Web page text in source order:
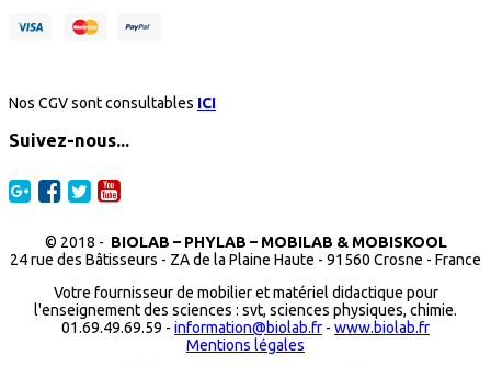
Nos CGV sont consultables ICI
Suivez-nous...
© 2018 - BIOLAB – PHYLAB – MOBILAB & MOBISKOOL
24 rue des Bâtisseurs - ZA de la Plaine Haute - 91560 Crosne - France
Votre fournisseur de mobilier et matériel didactique pour
l'enseignement des sciences : svt, sciences physiques, chimie.
01.69.49.69.59 - information@biolab.fr - www.biolab.fr
Mentions légales